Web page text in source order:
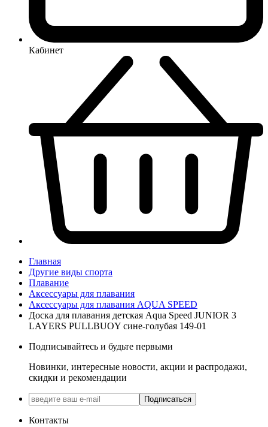
Кабинет
Главная
Другие виды спорта
Плавание
Аксессуары для плавания
Аксессуары для плавания AQUA SPEED
Доска для плавания детская Aqua Speed JUNIOR 3
LAYERS PULLBUOY сине-голубая 149-01
Подписывайтесь и будьте первыми
Новинки, интересные новости, акции и распродажи,
скидки и рекомендации
Подписаться
Контакты